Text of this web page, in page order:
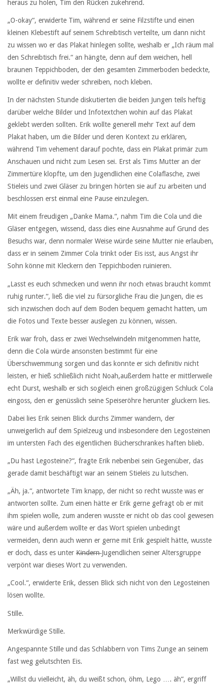
heraus zu holen, Tim den Rücken zukehrend.
„O-okay“, erwiderte Tim, während er seine Filzstifte und einen
kleinen Klebestift auf seinem Schreibtisch verteilte, um dann nicht
zu wissen wo er das Plakat hinlegen sollte, weshalb er „Ich räum mal
den Schreibtisch frei.“ an hängte, denn auf dem weichen, hell
braunen Teppichboden, der den gesamten Zimmerboden bedeckte,
wollte er definitiv weder schreiben, noch kleben.
In der nächsten Stunde diskutierten die beiden Jungen teils heftig
darüber welche Bilder und Infotextchen wohin auf das Plakat
geklebt werden sollten. Erik wollte generell mehr Text auf dem
Plakat haben, um die Bilder und deren Kontext zu erklären,
während Tim vehement darauf pochte, dass ein Plakat primär zum
Anschauen und nicht zum Lesen sei. Erst als Tims Mutter an der
Zimmertüre klopfte, um den Jugendlichen eine Colaflasche, zwei
Stieleis und zwei Gläser zu bringen hörten sie auf zu arbeiten und
beschlossen erst einmal eine Pause einzulegen.
Mit einem freudigen „Danke Mama.“, nahm Tim die Cola und die
Gläser entgegen, wissend, dass dies eine Ausnahme auf Grund des
Besuchs war, denn normaler Weise würde seine Mutter nie erlauben,
dass er in seinem Zimmer Cola trinkt oder Eis isst, aus Angst ihr
Sohn könne mit Kleckern den Teppichboden ruinieren.
„Lasst es euch schmecken und wenn ihr noch etwas braucht kommt
ruhig runter.“, ließ die viel zu fürsorgliche Frau die Jungen, die es
sich inzwischen doch auf dem Boden bequem gemacht hatten, um
die Fotos und Texte besser auslegen zu können, wissen.
Erik war froh, dass er zwei Wechselwindeln mitgenommen hatte,
denn die Cola würde ansonsten bestimmt für eine
Überschwemmung sorgen und das konnte er sich definitiv nicht
leisten, er hieß schließlich nicht Noah,außerdem hatte er mittlerweile
echt Durst, weshalb er sich sogleich einen großzügigen Schluck Cola
eingoss, den er genüsslich seine Speiseröhre herunter gluckern lies.
Dabei lies Erik seinen Blick durchs Zimmer wandern, der
unweigerlich auf dem Spielzeug und insbesondere den Legosteinen
im untersten Fach des eigentlichen Bücherschrankes haften blieb.
„Du hast Legosteine?“, fragte Erik nebenbei sein Gegenüber, das
gerade damit beschäftigt war an seinem Stieleis zu lutschen.
„Äh, ja.“, antwortete Tim knapp, der nicht so recht wusste was er
antworten sollte. Zum einen hätte er Erik gerne gefragt ob er mit
ihm spielen wolle, zum anderen wusste er nicht ob das cool gewesen
wäre und außerdem wollte er das Wort spielen unbedingt
vermeiden, denn auch wenn er gerne mit Erik gespielt hätte, wusste
er doch, dass es unter KindernJugendlichen seiner Altersgruppe
verpönt war dieses Wort zu verwenden.
„Cool.“, erwiderte Erik, dessen Blick sich nicht von den Legosteinen
lösen wollte.
Stille.
Merkwürdige Stille.
Angespannte Stille und das Schlabbern von Tims Zunge an seinem
fast weg gelutschten Eis.
„Willst du vielleicht, äh, du weißt schon, öhm, Lego …. äh“, ergriff